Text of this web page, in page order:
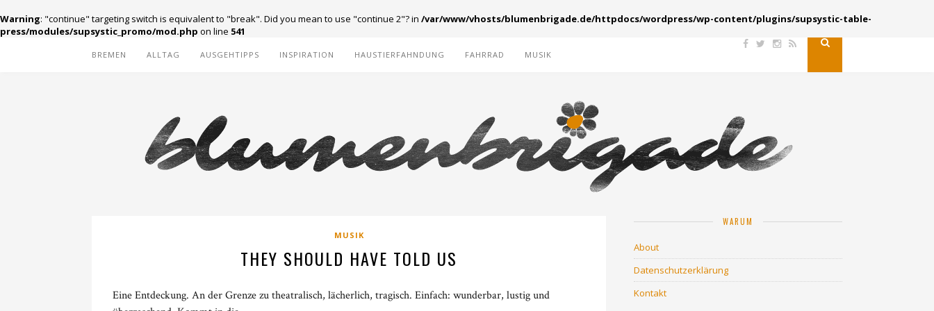
Warning: "continue" targeting switch is equivalent to "break". Did you mean to use "continue 2"? in /var/www/vhosts/blumenbrigade.de/httpdocs/wordpress/wp-content/plugins/supsystic-table-
press/modules/supsystic_promo/mod.php on line 541
BREMEN ALLTAG AUSGEHTIPPS INSPIRATION HAUSTIERFAHNDUNG FAHRRAD MUSIK
MUSIK
THEY SHOULD HAVE TOLD US
Eine Entdeckung. An der Grenze zu theatralisch, lächerlich, tragisch. Einfach: wunderbar, lustig und
WARUM
About
Datenschutzerklärung
Kontakt